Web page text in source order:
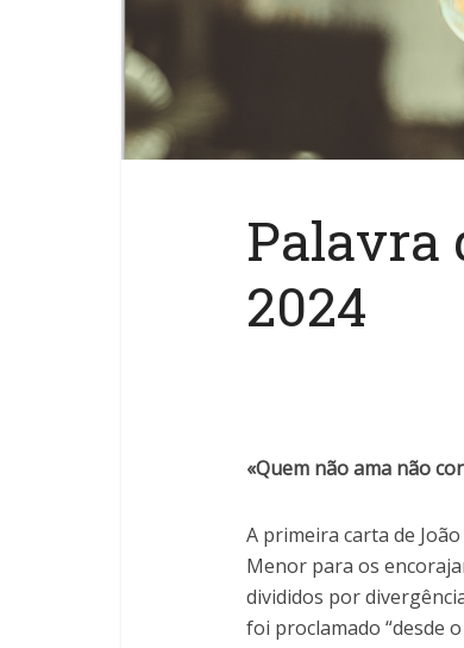
Palavra
2024
«Quem não ama não
A primeira carta de
Menor para os
divididos por
foi proclamado “desde